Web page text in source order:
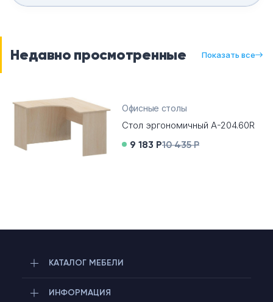
Недавно просмотренные Показать все
Офисные столы
Стол эргономичный А-204.60R
9 183 Р10 435 Р
КАТАЛОГ МЕБЕЛИ
ИНФОРМАЦИЯ